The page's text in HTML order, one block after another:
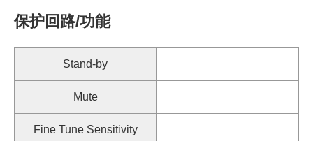
保护回路/功能
Stand-by
Mute
Fine Tune Sensitivity